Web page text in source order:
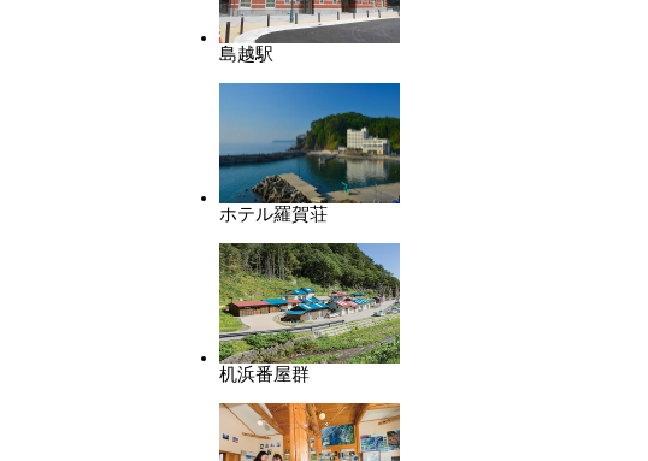
島越駅
ホテル羅賀荘
机浜番屋群